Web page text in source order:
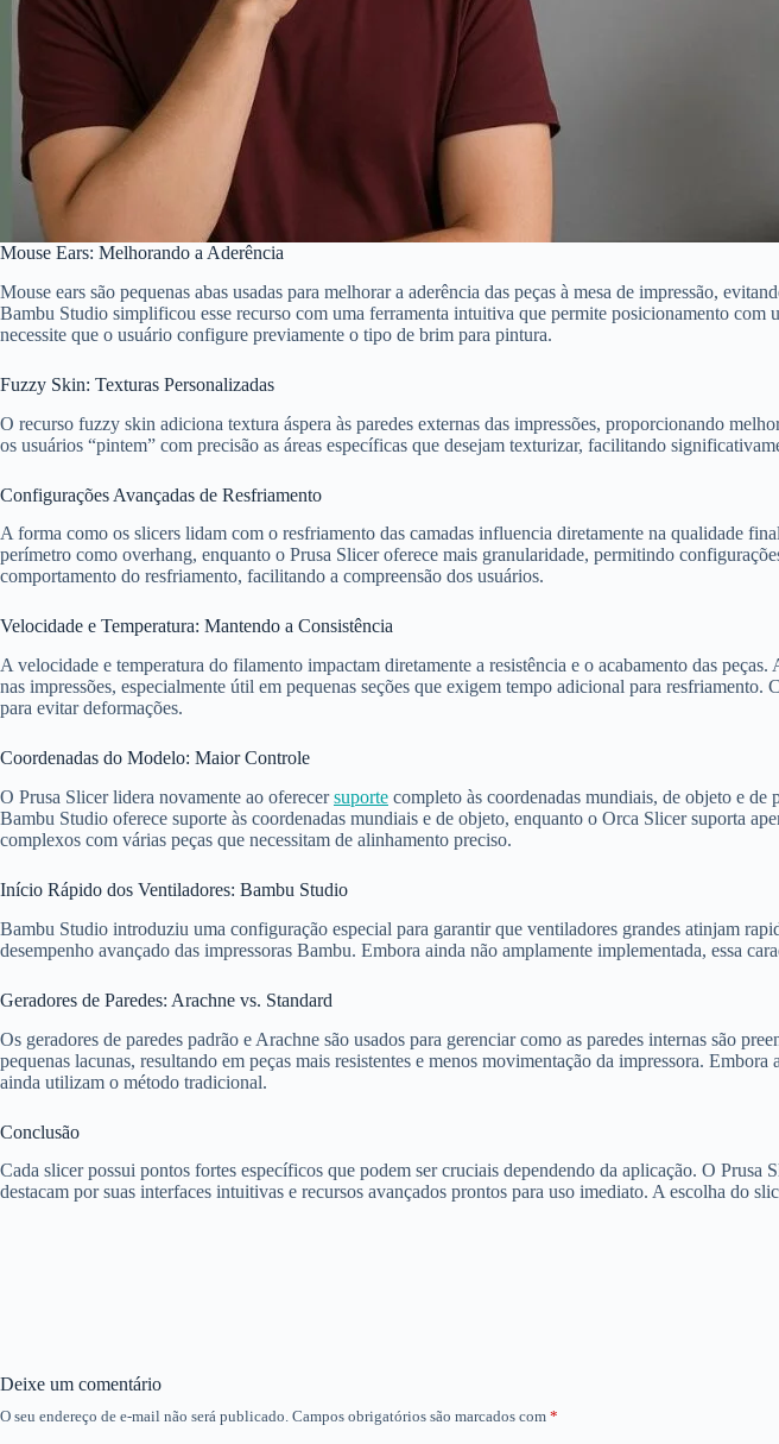
Mouse Ears: Melhorando a Aderência
Mouse ears são pequenas abas usadas para melhorar a aderência das peças à mesa de impressão,
Bambu Studio simplificou esse recurso com uma ferramenta intuitiva que permite posicionamento
necessite que o usuário configure previamente o tipo de brim para pintura.
Fuzzy Skin: Texturas Personalizadas
O recurso fuzzy skin adiciona textura áspera às paredes externas das impressões, proporcionando
os usuários “pintem” com precisão as áreas específicas que desejam texturizar, facilitando
Configurações Avançadas de Resfriamento
A forma como os slicers lidam com o resfriamento das camadas influencia diretamente na qualidade
perímetro como overhang, enquanto o Prusa Slicer oferece mais granularidade, permitindo
comportamento do resfriamento, facilitando a compreensão dos usuários.
Velocidade e Temperatura: Mantendo a Consistência
A velocidade e temperatura do filamento impactam diretamente a resistência e o acabamento das
nas impressões, especialmente útil em pequenas seções que exigem tempo adicional para
para evitar deformações.
Coordenadas do Modelo: Maior Controle
O Prusa Slicer lidera novamente ao oferecersuporte completo às coordenadas mundiais, de objeto e
Bambu Studio oferece suporte às coordenadas mundiais e de objeto, enquanto o Orca Slicer suporta
complexos com várias peças que necessitam de alinhamento preciso.
Início Rápido dos Ventiladores: Bambu Studio
Bambu Studio introduziu uma configuração especial para garantir que ventiladores grandes atinjam
desempenho avançado das impressoras Bambu. Embora ainda não amplamente implementada, essa
Geradores de Paredes: Arachne vs. Standard
Os geradores de paredes padrão e Arachne são usados para gerenciar como as paredes internas são
pequenas lacunas, resultando em peças mais resistentes e menos movimentação da impressora.
ainda utilizam o método tradicional.
Conclusão
Cada slicer possui pontos fortes específicos que podem ser cruciais dependendo da aplicação. O
destacam por suas interfaces intuitivas e recursos avançados prontos para uso imediato. A escolha do
Deixe um comentário
O seu endereço de e-mail não será publicado. Campos obrigatórios são marcados com *